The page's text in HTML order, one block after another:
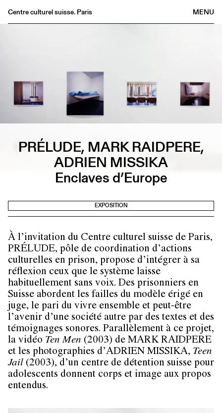
MENU
Centre culturel suisse. Paris
Archives
Médiathèque
/EN
PRÉLUDE, MARK RAIDPERE,
ADRIEN MISSIKA
Enclaves d’Europe
EXPOSITION
À l’invitation du Centre culturel suisse de Paris,
PRÉLUDE, pôle de coordination d’actions
culturelles en prison, propose d’intégrer à sa
réflexion ceux que le système laisse
habituellement sans voix. Des prisonniers en
Suisse abordent les failles du modèle érigé en
juge, le pari du vivre ensemble et peut-être
l’avenir d’une société autre par des textes et des
témoignages sonores. Parallèlement à ce projet,
la vidéo Ten Men (2003) de MARK RAIDPERE
et les photographies d’ADRIEN MISSIKA, Teen
Jail (2003), d’un centre de détention suisse pour
adolescents donnent corps et image aux propos
entendus.